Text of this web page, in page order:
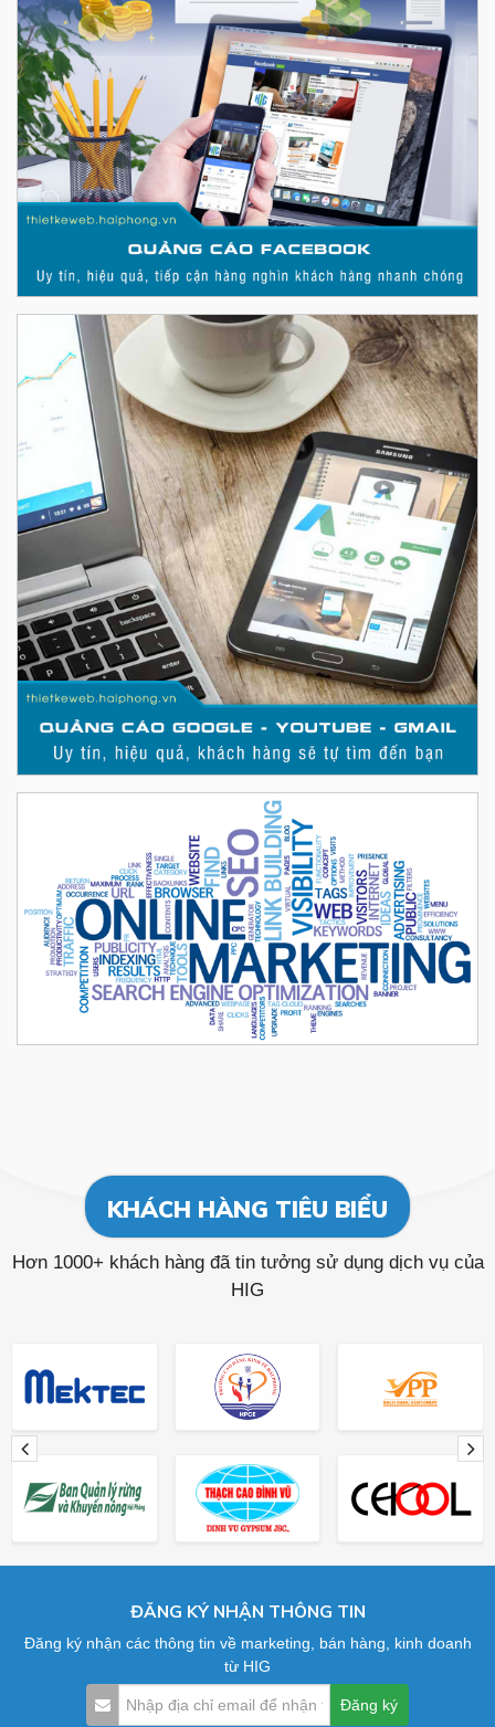
KHÁCH HÀNG TIÊU BIỂU
Hơn 1000+ khách hàng đã tin tưởng sử dụng dịch vụ của
HIG
ĐĂNG KÝ NHẬN THÔNG TIN
Đăng ký nhận các thông tin về marketing, bán hàng, kinh doanh
từ HIG